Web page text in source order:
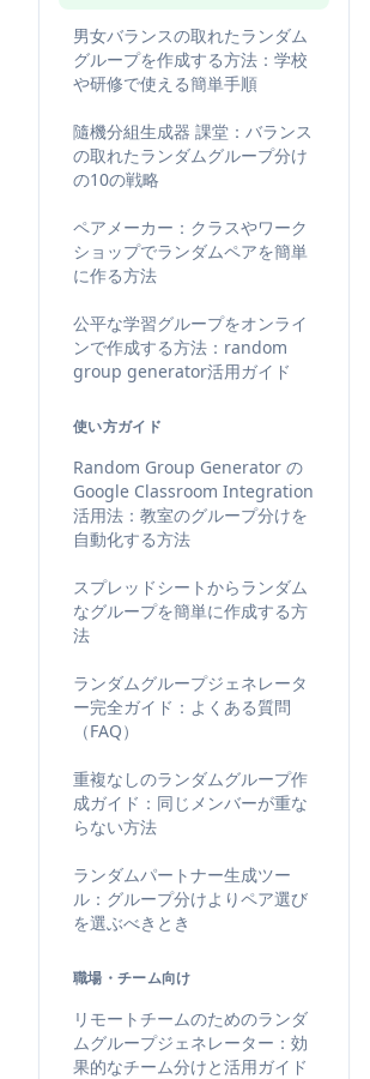
男女バランスの取れたランダム
グループを作成する方法：学校
や研修で使える簡単手順
隨機分組生成器 課堂：バランス
の取れたランダムグループ分け
の10の戦略
ペアメーカー：クラスやワーク
ショップでランダムペアを簡単
に作る方法
公平な学習グループをオンライ
ンで作成する方法：random
group generator活用ガイド
使い方ガイド
Random Group Generator の
Google Classroom Integration
活用法：教室のグループ分けを
自動化する方法
スプレッドシートからランダム
なグループを簡単に作成する方
法
ランダムグループジェネレータ
ー完全ガイド：よくある質問
（FAQ）
重複なしのランダムグループ作
成ガイド：同じメンバーが重な
らない方法
ランダムパートナー生成ツー
ル：グループ分けよりペア選び
を選ぶべきとき
職場・チーム向け
リモートチームのためのランダ
ムグループジェネレーター：効
果的なチーム分けと活用ガイド